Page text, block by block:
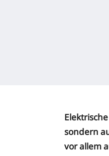
sondern
vor allem